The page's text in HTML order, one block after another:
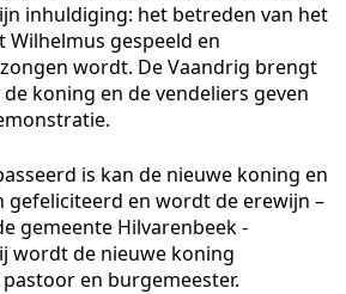
inhuldiging: het betreden van het
Wilhelmus gespeeld en
wordt. De Vaandrig brengt
koning en de vendeliers geven
is kan de nieuwe koning en
en wordt de erewijn –
gemeente Hilvarenbeek -
wordt de nieuwe koning
en burgemeester.